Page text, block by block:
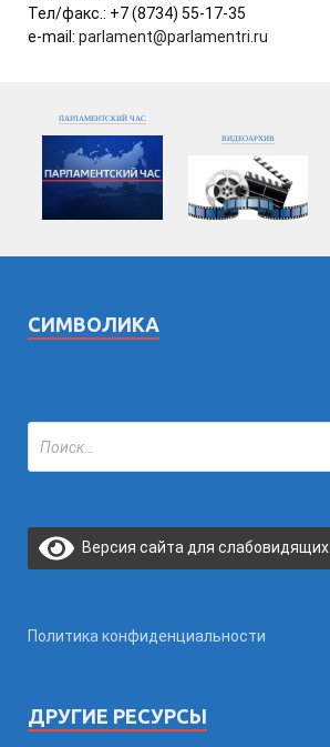
Тел/факс.: +7 (8734) 55-17-35
e-mail: parlament@parlamentri.ru
ПАРЛАМЕНТСКИЙ ЧАС
ВИДЕОАРХИВ
СИМВОЛИКА
Версия сайта для слабовидящих
Политика конфиденциальности
ДРУГИЕ РЕСУРСЫ